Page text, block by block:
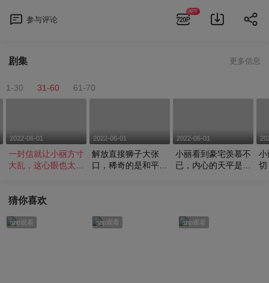
参与评论
APP
剧集 更多信息
1-30 31-60 61-70
2022-06-01
一封信就让小丽方寸
大乱，这心眼也太小
2022-06-01
解放直接狮子大张
口，稀奇的是和平居
2022-06-01
小丽看到豪宅羡慕不
已，内心的天平是否
小
切
猜你喜欢
app观看 app观看 app观看